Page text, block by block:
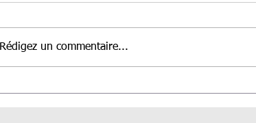
Rédigez un commentaire...